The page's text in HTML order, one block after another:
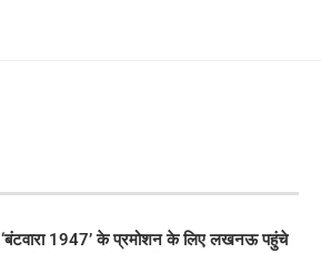
‘बंटवारा 1947’ के प्रमोशन के लिए लखनऊ पहुंचे